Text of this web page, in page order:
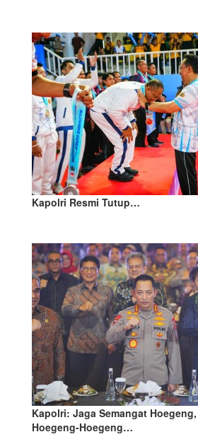
Kapolri Resmi Tutup…
Kapolri: Jaga Semangat
Hoegeng-Hoegeng…